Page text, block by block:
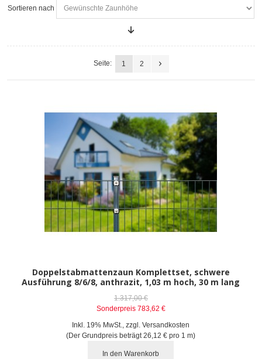
Sortieren nach
Seite: 1 2
Doppelstabmattenzaun Komplettset, schwere
Ausführung 8/6/8, anthrazit, 1,03 m hoch, 30 m lang
1.317,00 €
Sonderpreis 783,62 €
Inkl. 19% MwSt.
,zzgl.Versandkosten
(Der Grundpreis beträgt26,12 € pro 1 m)
In den Warenkorb